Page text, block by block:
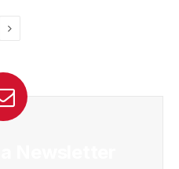
Next